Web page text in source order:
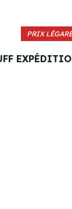
PRIX LÉGARÉ